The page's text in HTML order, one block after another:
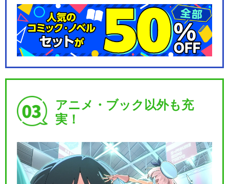
アニメ・ブック以外も充
実！